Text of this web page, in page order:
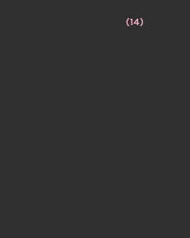
(14)